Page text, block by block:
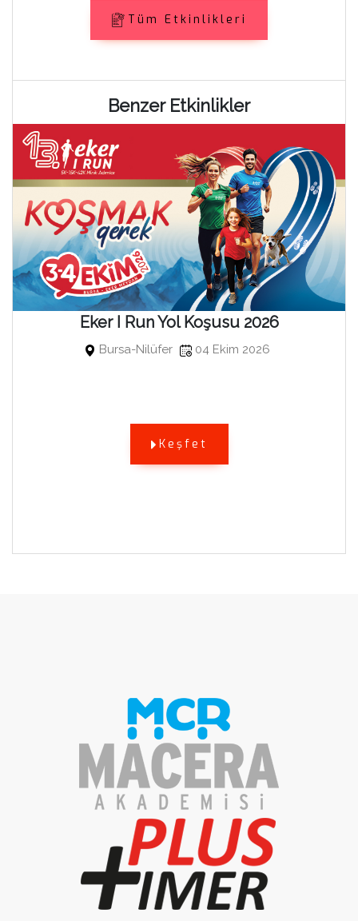
Tüm Etkinlikleri
Benzer Etkinlikler
Eker I Run Yol Koşusu 2026
Bursa-Nilüfer 04 Ekim 2026
Keşfet